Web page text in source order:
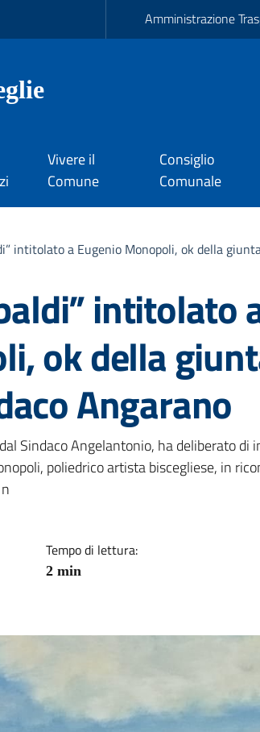
Amministrazione
Vivere il
Comune
Consiglio
Comunale
intitolato a Eugenio Monopoli, ok della
intitolato
ok della
Angarano
Sindaco Angelantonio, ha deliberato di
poliedrico artista biscegliese, in
Tempo di lettura:
2 min